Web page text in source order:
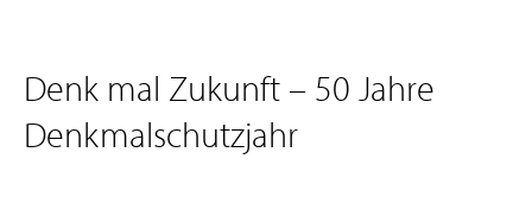
Denk mal Zukunft – 50 Jahre
Denkmalschutzjahr